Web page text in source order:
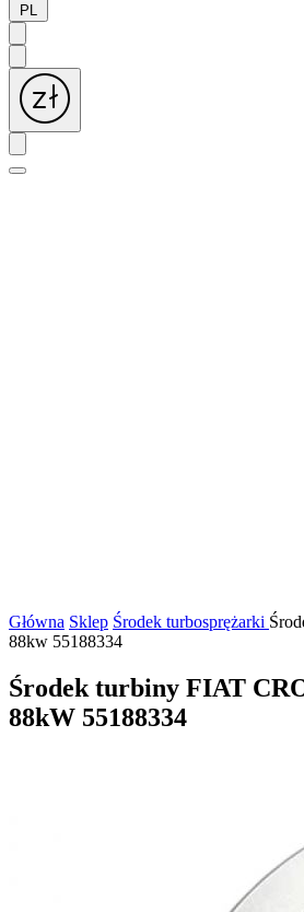
PL
Główna Sklep Środek turbosprężarki
88kw 55188334
Środek turbiny FIAT
88kW 55188334